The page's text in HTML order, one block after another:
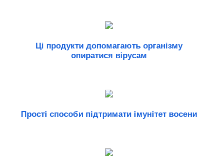
Ці продукти допомагають організму
опиратися вірусам
Прості способи підтримати імунітет восени